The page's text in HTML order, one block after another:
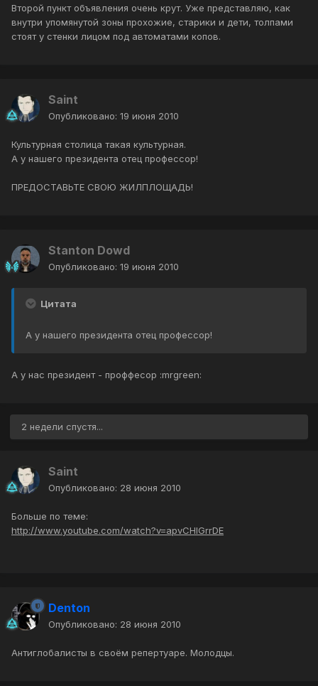
Второй пункт объявления очень крут. Уже представляю, как
внутри упомянутой зоны прохожие, старики и дети, толпами
стоят у стенки лицом под автоматами копов.
Saint
Опубликовано: 19 июня 2010
Культурная столица такая культурная.
А у нашего президента отец профессор!
ПРЕДОСТАВЬТЕ СВОЮ ЖИЛПЛОЩАДЬ!
Stanton Dowd
Опубликовано: 19 июня 2010
Цитата
А у нашего президента отец профессор!
А у нас президент - проффесор :mrgreen:
2 недели спустя...
Saint
Опубликовано: 28 июня 2010
Больше по теме:
http://www.youtube.com/watch?v=apvCHIGrrDE
Denton
Опубликовано: 28 июня 2010
Антиглобалисты в своём репертуаре. Молодцы.